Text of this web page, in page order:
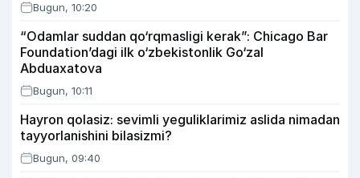
Bugun, 10:20
“Odamlar suddan qo‘rqmasligi kerak”: Chicago Bar
Foundation’dagi ilk o‘zbekistonlik Go‘zal
Abduaxatova
Bugun, 10:11
Hayron qolasiz: sevimli yeguliklarimiz aslida nimadan
tayyorlanishini bilasizmi?
Bugun, 09:40